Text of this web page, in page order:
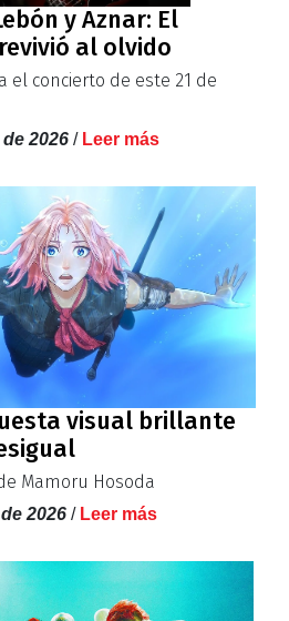
y Aznar: El
al olvido
el concierto de este 21 de
2026 / Leer más
visual brillante
Mamoru Hosoda
2026 / Leer más